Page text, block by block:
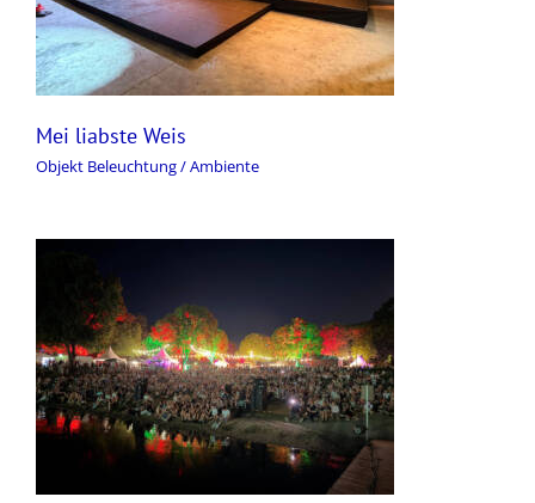
Mei liabste Weis
Objekt Beleuchtung / Ambiente